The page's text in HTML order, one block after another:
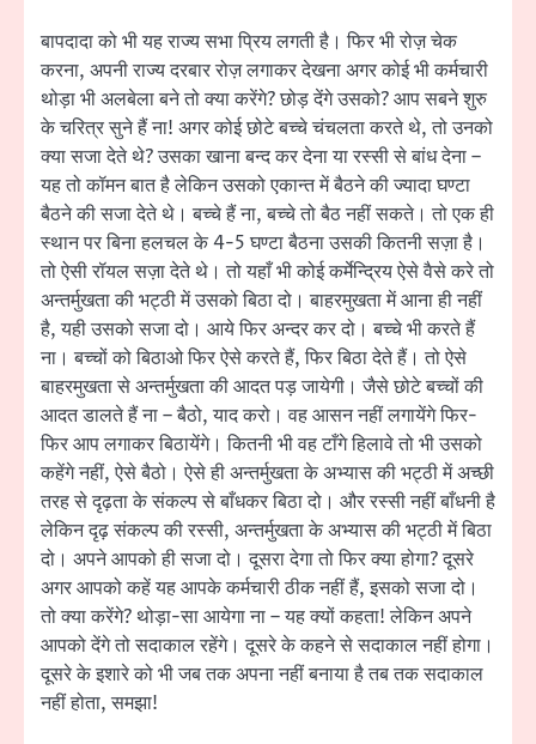
बापदादा को भी यह राज्य सभा प्रिय लगती है। फिर भी रोज़ चेक
करना, अपनी राज्य दरबार रोज़ लगाकर देखना अगर कोई भी कर्मचारी
थोड़ा भी अलबेला बने तो क्या करेंगे? छोड़ देंगे उसको? आप सबने शुरु
के चरित्र सुने हैं ना! अगर कोई छोटे बच्चे चंचलता करते थे, तो उनको
क्या सजा देते थे? उसका खाना बन्द कर देना या रस्सी से बांध देना –
यह तो कॉमन बात है लेकिन उसको एकान्त में बैठने की ज्यादा घण्टा
बैठने की सजा देते थे। बच्चे हैं ना, बच्चे तो बैठ नहीं सकते। तो एक ही
स्थान पर बिना हलचल के 4-5 घण्टा बैठना उसकी कितनी सज़ा है।
तो ऐसी रॉयल सज़ा देते थे। तो यहाँ भी कोई कर्मेन्द्रिय ऐसे वैसे करे तो
अन्तर्मुखता की भट्ठी में उसको बिठा दो। बाहरमुखता में आना ही नहीं
है, यही उसको सजा दो। आये फिर अन्दर कर दो। बच्चे भी करते हैं
ना। बच्चों को बिठाओ फिर ऐसे करते हैं, फिर बिठा देते हैं। तो ऐसे
बाहरमुखता से अन्तर्मुखता की आदत पड़ जायेगी। जैसे छोटे बच्चों की
आदत डालते हैं ना – बैठो, याद करो। वह आसन नहीं लगायेंगे फिर-
फिर आप लगाकर बिठायेंगे। कितनी भी वह टाँगे हिलावे तो भी उसको
कहेंगे नहीं, ऐसे बैठो। ऐसे ही अन्तर्मुखता के अभ्यास की भट्ठी में अच्छी
तरह से दृढ़ता के संकल्प से बाँधकर बिठा दो। और रस्सी नहीं बाँधनी है
लेकिन दृढ़ संकल्प की रस्सी, अन्तर्मुखता के अभ्यास की भट्ठी में बिठा
दो। अपने आपको ही सजा दो। दूसरा देगा तो फिर क्या होगा? दूसरे
अगर आपको कहें यह आपके कर्मचारी ठीक नहीं हैं, इसको सजा दो।
तो क्या करेंगे? थोड़ा-सा आयेगा ना – यह क्यों कहता! लेकिन अपने
आपको देंगे तो सदाकाल रहेंगे। दूसरे के कहने से सदाकाल नहीं होगा।
दूसरे के इशारे को भी जब तक अपना नहीं बनाया है तब तक सदाकाल
नहीं होता, समझा!